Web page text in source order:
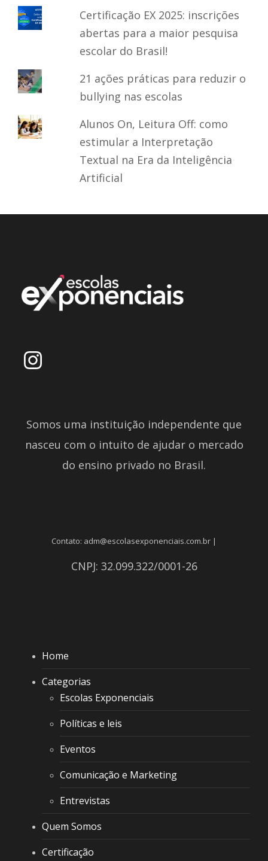
Certificação EX 2025: inscrições
abertas para a maior pesquisa
escolar do Brasil!
21 ações práticas para reduzir o
bullying nas escolas
Alunos On, Leitura Off: como
estimular a Interpretação
Textual na Era da Inteligência
Artificial
Somos uma instituição independente que
nasceu com o intuito de ajudar o mercado
do ensino privado no Brasil.
Contato: adm@escolasexponenciais.com.br |
CNPJ: 32.099.322/0001-26
Home
Categorias
Escolas Exponenciais
Políticas e leis
Eventos
Comunicação e Marketing
Entrevistas
Quem Somos
Certificação